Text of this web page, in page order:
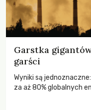
Garstka
garści
Wyniki są
za aż 80% globalnych